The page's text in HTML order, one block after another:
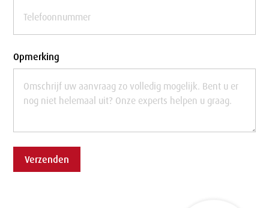
Opmerking
Verzenden